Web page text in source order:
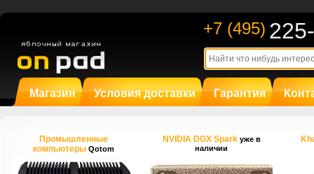
+7 (495)
Магазин Условия доставки Гарантия
Промышленные
компьютерыQotom
NVIDIA DGX Spark уже в
наличии